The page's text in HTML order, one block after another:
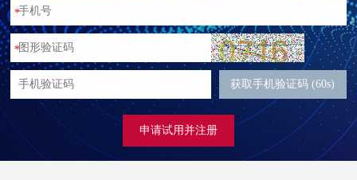
*
*
获取手机验证码 (60s)
申请试用并注册